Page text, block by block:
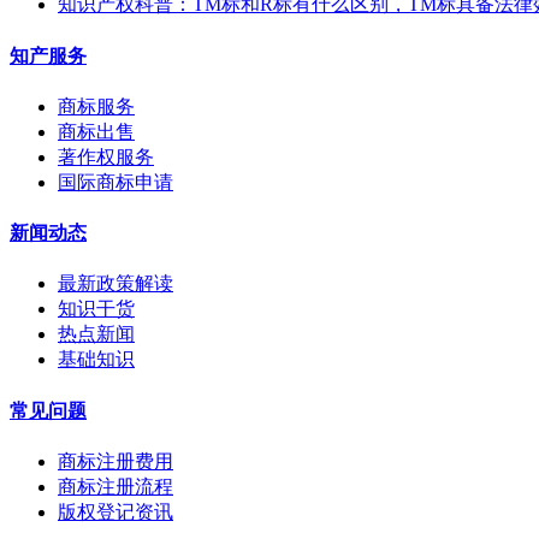
知识产权科普：TM标和R标有什么区别，TM标具备法律
知产服务
商标服务
商标出售
著作权服务
国际商标申请
新闻动态
最新政策解读
知识干货
热点新闻
基础知识
常见问题
商标注册费用
商标注册流程
版权登记资讯